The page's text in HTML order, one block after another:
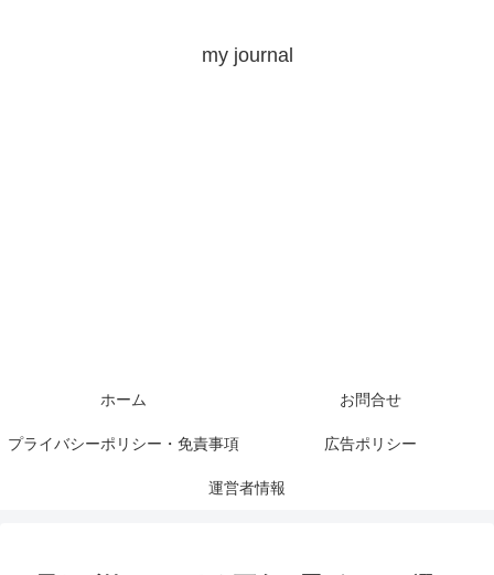
my journal
ホーム お問合せ
プライバシーポリシー・免責事項 広告ポリシー
運営者情報